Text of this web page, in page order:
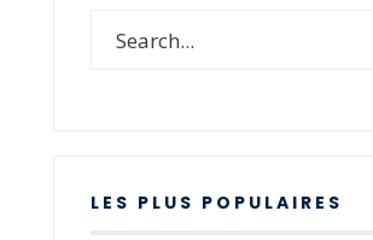
LES PLUS POPULAIRES